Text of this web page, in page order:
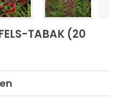
TABAK (20